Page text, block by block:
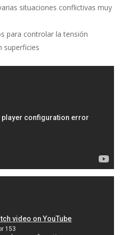
situaciones conflictivas muy
para controlar la tensión
superficies